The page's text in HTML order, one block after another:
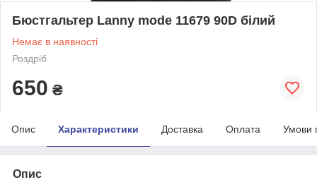
Бюстгальтер Lanny mode 11679 90D білий
Немає в наявності
Роздріб
650 ₴
Опис Характеристики Доставка Оплата Умови
Опис